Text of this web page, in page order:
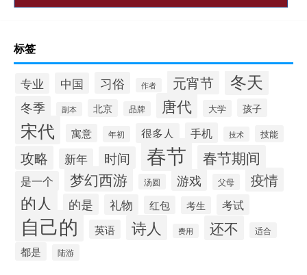
标签
专业 中国 习俗 作者 元宵节 冬天
冬季 副本 北京 品牌 唐代 大学 孩子
宋代 寓意 年初 很多人 手机 技术 技能
攻略 新年 时间 春节 春节期间
是一个 梦幻西游 汤圆 游戏 父母 疫情
的人 的是 礼物 红包 考生 考试
自己的 英语 诗人 费用 还不 适合
都是 陆游